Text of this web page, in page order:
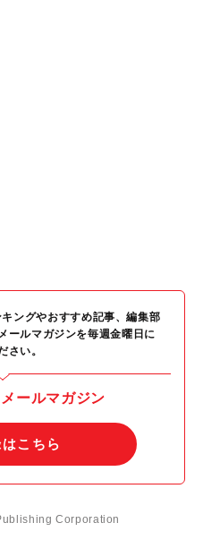
ングやおすすめ記事、編集部
ールマガジンを毎週金曜日に
さい。
ールマガジン
こちら
Corporation